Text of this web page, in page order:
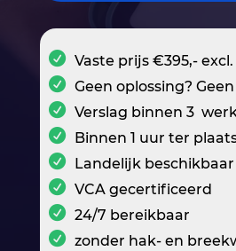
Vaste prijs €395,- excl.
Geen oplossing?
Verslag binnen 3
Binnen 1 uur ter
Landelijk beschikbaar
VCA gecertificeerd
24/7 bereikbaar
zonder hak- en